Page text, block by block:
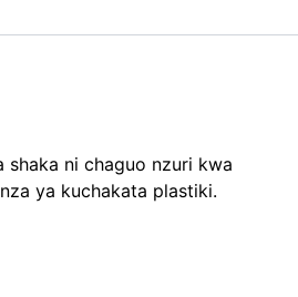
shaka ni chaguo nzuri kwa
ya kuchakata plastiki.